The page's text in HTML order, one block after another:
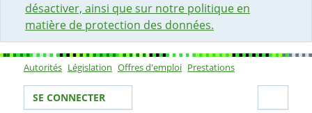
désactiver, ainsi que sur notre politique en
matière de protection des données.
Sous-navigation
Autorités Législation Offres d'emploi Prestations
Votre identité
SE CONNECTER